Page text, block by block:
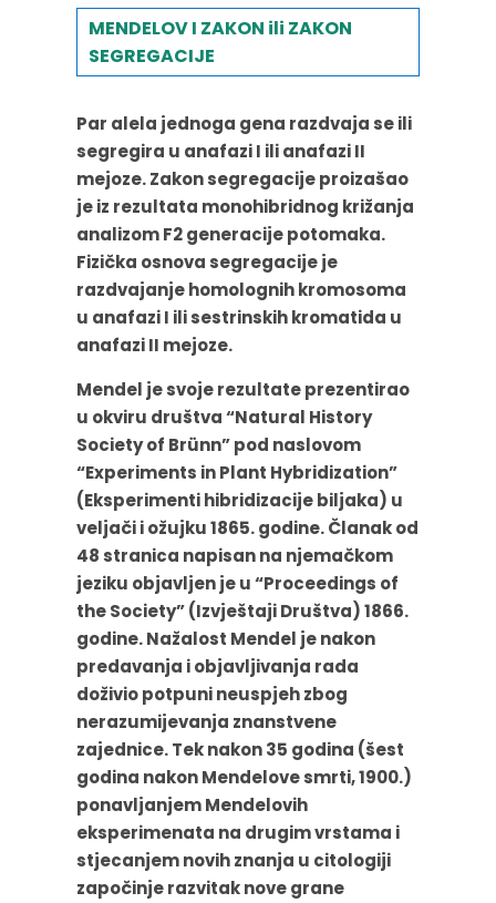
MENDELOV I ZAKON ili ZAKON
SEGREGACIJE
Par alela jednoga gena razdvaja se ili
segregira u anafazi I ili anafazi II
mejoze. Zakon segregacije proizašao
je iz rezultata monohibridnog križanja
analizom F2 generacije potomaka.
Fizička osnova segregacije je
razdvajanje homolognih kromosoma
u anafazi I ili sestrinskih kromatida u
anafazi II mejoze.
Mendel je svoje rezultate prezentirao
u okviru društva “Natural History
Society of Brünn” pod naslovom
“Experiments in Plant Hybridization”
(Eksperimenti hibridizacije biljaka) u
veljači i ožujku 1865. godine. Članak od
48 stranica napisan na njemačkom
jeziku objavljen je u “Proceedings of
the Society” (Izvještaji Društva) 1866.
godine. Nažalost Mendel je nakon
predavanja i objavljivanja rada
doživio potpuni neuspjeh zbog
nerazumijevanja znanstvene
zajednice. Tek nakon 35 godina (šest
godina nakon Mendelove smrti, 1900.)
ponavljanjem Mendelovih
eksperimenata na drugim vrstama i
stjecanjem novih znanja u citologiji
započinje razvitak nove grane